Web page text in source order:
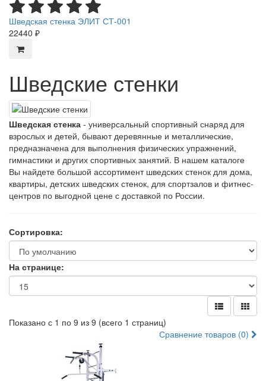
Шведская стенка ЭЛИТ СТ-001
22440 ₽
Шведские стенки
Шведская стенка - универсальный спортивный снаряд для
взрослых и детей, бывают деревянные и металлические,
предназначена для выполнения физических упражнений,
гимнастики и других спортивных занятий. В нашем каталоге
Вы найдете большой ассортимент шведских стенок для дома,
квартиры, детских шведских стенок, для спортзалов и фитнес-
центров по выгодной цене с доставкой по России.
Сортировка:
На странице:
Показано с 1 по 9 из 9 (всего 1 страниц)
Сравнение товаров (0)